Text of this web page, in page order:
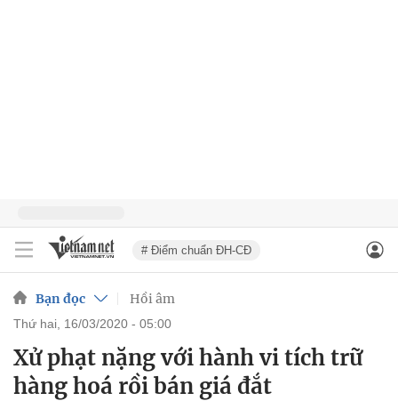
# Điểm chuẩn ĐH-CĐ
Bạn đọc Hồi âm
thứ hai, 16/03/2020 - 05:00
Xử phạt nặng với hành vi tích trữ
hàng hoá rồi bán giá đắt